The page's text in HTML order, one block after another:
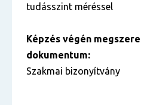
tudásszint méréssel
Képzés végén
dokumentum:
Szakmai bizonyítvány